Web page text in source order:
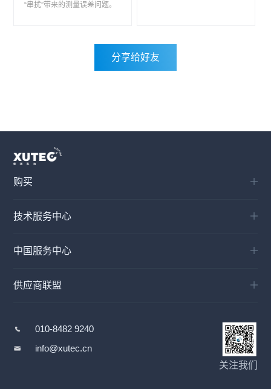
“串扰”带来的测量误差问题。
分享给好友
购买
技术服务中心
中国服务中心
供应商联盟
010-8482 9240
info@xutec.cn
关注我们